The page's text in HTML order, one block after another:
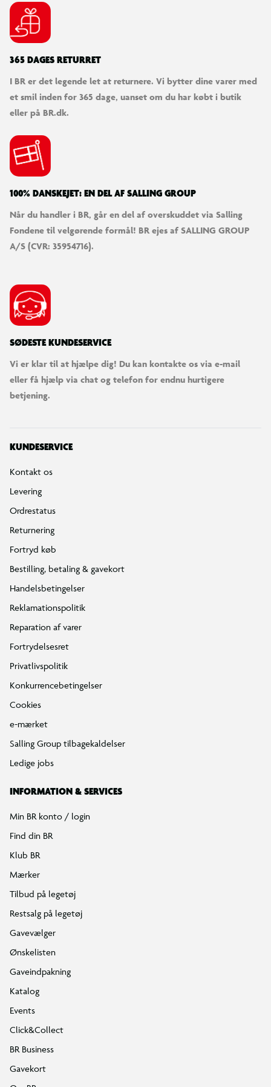
365 DAGES RETURRET
I BR er det legende let at returnere. Vi bytter dine varer med
et smil inden for 365 dage, uanset om du har købt i butik
eller på BR.dk.
100% DANSKEJET: EN DEL AF SALLING GROUP
Når du handler i BR, går en del af overskuddet via Salling
Fondene til velgørende formål! BR ejes af SALLING GROUP
A/S (CVR: 35954716).
SØDESTE KUNDESERVICE
Vi er klar til at hjælpe dig! Du kan kontakte os via e-mail
eller få hjælp via chat og telefon for endnu hurtigere
betjening.
KUNDESERVICE
Kontakt os
Levering
Ordrestatus
Returnering
Fortryd køb
Bestilling, betaling & gavekort
Handelsbetingelser
Reklamationspolitik
Reparation af varer
Fortrydelsesret
Privatlivspolitik
Konkurrencebetingelser
Cookies
e-mærket
Salling Group tilbagekaldelser
Ledige jobs
INFORMATION & SERVICES
Min BR konto / login
Find din BR
Klub BR
Mærker
Tilbud på legetøj
Restsalg på legetøj
Gavevælger
Ønskelisten
Gaveindpakning
Katalog
Events
Click&Collect
BR Business
Gavekort